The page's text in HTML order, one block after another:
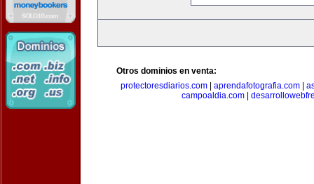
Otros dominios en venta:
protectoresdiarios.com
aprendafotografia.com
campoaldia.com